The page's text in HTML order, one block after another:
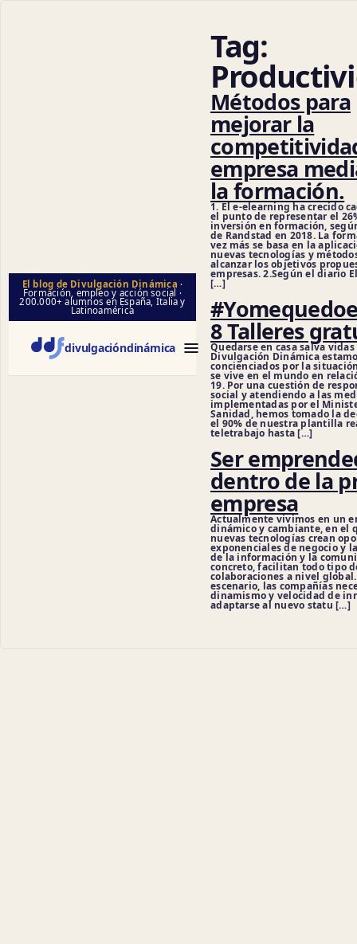
El blog de Divulgación Dinámica ·
Formación, empleo y acción social ·
200.000+ alumnos en España, Italia y
Latinoamérica
divulgacióndinámica
Tag:
Métodos para
mejorar la
empresa
la formación.
1. El e-elearning ha crecido
el punto de representar el
inversión en formación,
de Randstad en 2018. La
vez más se basa en la
nuevas tecnologías y
alcanzar los objetivos
empresas. 2.Según el diario
[…]
8 Talleres
Quedarse en casa salva vidas
Divulgación Dinámica
concienciados por la
se vive en el mundo en
19. Por una cuestión de
social y atendiendo a las
implementadas por el
Sanidad, hemos tomado la
el 90% de nuestra plantilla
teletrabajo hasta […]
Ser
dentro de la
empresa
Actualmente vivimos en un
dinámico y cambiante, en el
nuevas tecnologías crean
exponenciales de negocio y
de la información y la
concreto, facilitan todo tipo
colaboraciones a nivel
escenario, las compañías
dinamismo y velocidad de
adaptarse al nuevo statu […]